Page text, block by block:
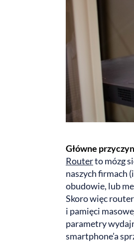
Główne
Routerto mózg
naszych firmach
obudowie, lub
Skoro więc
i pamięci
parametry
smartphone’a